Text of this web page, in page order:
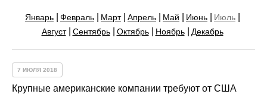
Январь Февраль Март Апрель Май Июнь
Июль
Август
Сентябрь Октябрь Ноябрь Декабрь
7 ИЮЛЯ 2018
Крупные американские компании требуют от США